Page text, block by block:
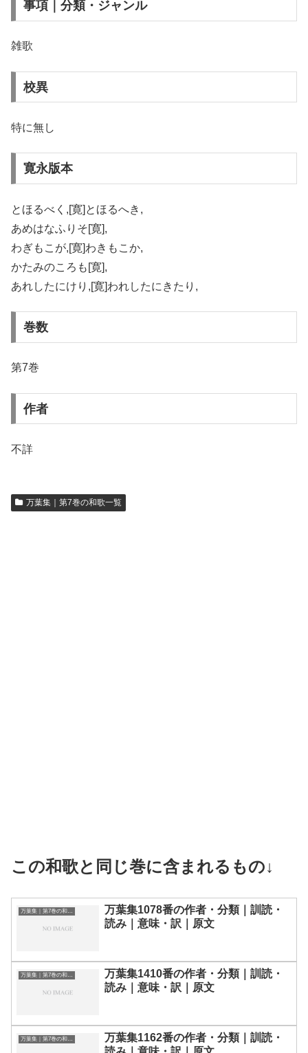
事項｜分類・ジャンル
雑歌
校異
特に無し
寛永版本
とほるべく,[寛]とほるへき,
あめはなふりそ[寛],
わぎもこが,[寛]わきもこか,
かたみのころも[寛],
あれしたにけり,[寛]われしたにきたり,
巻数
第7巻
作者
不詳
万葉集｜第7巻の和歌一覧
この和歌と同じ巻に含まれるもの↓
万葉集1078番の作者・分類｜訓読・
読み｜意味・訳｜原文
万葉集｜第7巻の和歌一覧
万葉集1410番の作者・分類｜訓読・
読み｜意味・訳｜原文
万葉集｜第7巻の和歌一覧
万葉集1162番の作者・分類｜訓読・